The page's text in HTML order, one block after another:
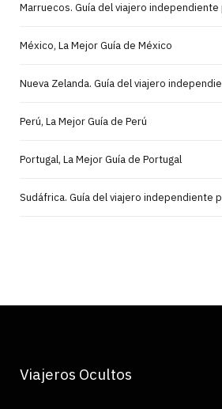
Marruecos. Guía del viajero
México, La Mejor Guía de México
Nueva Zelanda. Guía del viajero
Perú, La Mejor Guía de Perú
Portugal, La Mejor Guía de Portugal
Sudáfrica. Guía del viajero independiente
Viajeros Ocultos